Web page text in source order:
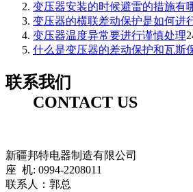
变压器安装的时候避雷的措施有
变压器的横联差动保护是如何进
​变压器温度异常要进行谨慎处理
什么是变压器的差动保护和瓦斯
联系我们
CONTACT US
新疆邦特电器制造有限公司
座 机: 0994-2208011
联系人：郭总